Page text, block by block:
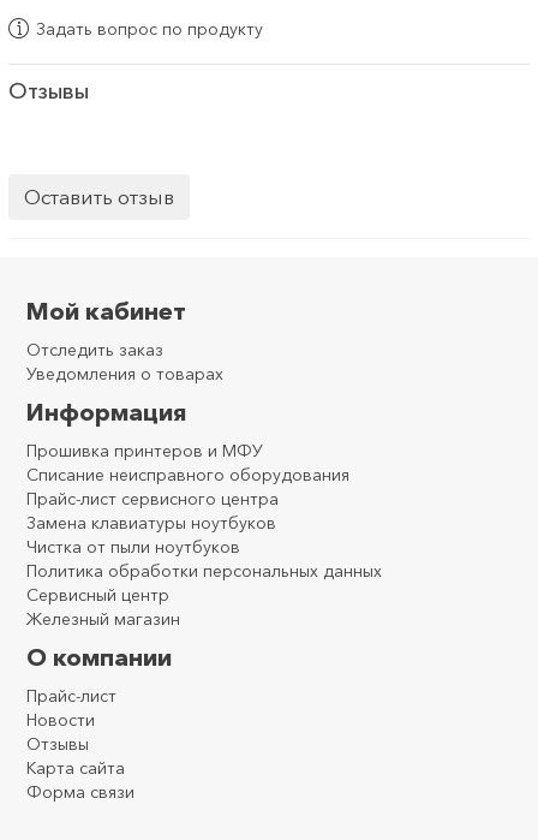
Задать вопрос по продукту
Отзывы
Оставить отзыв
Мой кабинет
Отследить заказ
Уведомления о товарах
Информация
Прошивка принтеров и МФУ
Списание неисправного оборудования
Прайс-лист сервисного центра
Замена клавиатуры ноутбуков
Чистка от пыли ноутбуков
Политика обработки персональных данных
Сервисный центр
Железный магазин
О компании
Прайс-лист
Новости
Отзывы
Карта сайта
Форма связи